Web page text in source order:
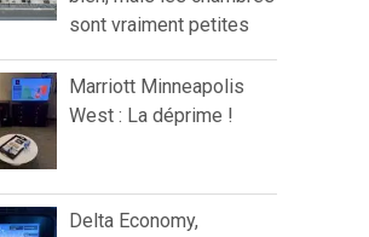
sont vraiment petites
Marriott Minneapolis
West : La déprime !
Delta Economy,